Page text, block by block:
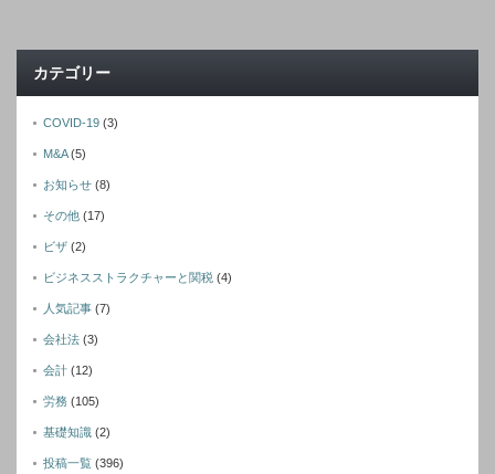
カテゴリー
COVID-19 (3)
M&A(5)
お知らせ (8)
その他 (17)
ビザ (2)
ビジネスストラクチャーと関税 (4)
人気記事 (7)
会社法 (3)
会計 (12)
労務 (105)
基礎知識 (2)
投稿一覧 (396)